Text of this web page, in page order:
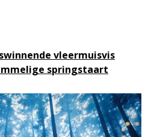
vleermuisvis
springstaart